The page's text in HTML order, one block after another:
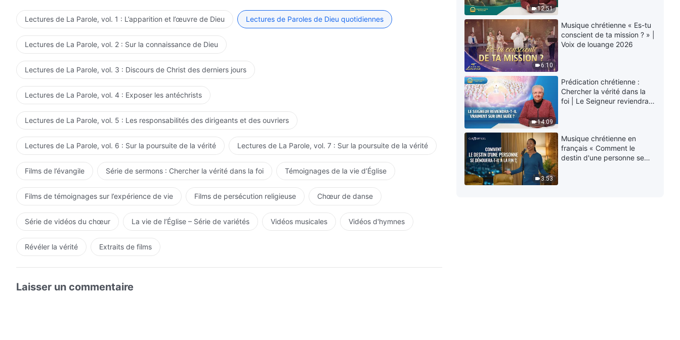
pas toutes tes transgressions par souci de ta destination.
Lectures de La Parole, vol. 1 : L’apparition et l’œuvre de Dieu Lectures de Paroles de Dieu quotidiennes
Lectures de La Parole, vol. 2 : Sur la connaissance de Dieu
Lectures de La Parole, vol. 3 : Discours de Christ des derniers jours
Lectures de La Parole, vol. 4 : Exposer les antéchrists
Lectures de La Parole, vol. 5 : Les responsabilités des dirigeants et des ouvriers
Lectures de La Parole, vol. 6 : Sur la poursuite de la vérité Lectures de La Parole, vol. 7 : Sur la poursuite de la vérité
Films de l’évangile Série de sermons : Chercher la vérité dans la foi Témoignages de la vie d’Église
Films de témoignages sur l’expérience de vie Films de persécution religieuse Chœur de danse
Série de vidéos du chœur La vie de l’Église – Série de variétés Vidéos musicales Vidéos d'hymnes
Révéler la vérité Extraits de films
Laisser un commentaire
12:51
6:10
Musique chrétienne « Es-tu
conscient de ta mission ? » |
Voix de louange 2026
14:09
Prédication chrétienne :
Chercher la vérité dans la
foi | Le Seigneur reviendra-
3:53
Musique chrétienne en
français « Comment le
destin d'une personne se